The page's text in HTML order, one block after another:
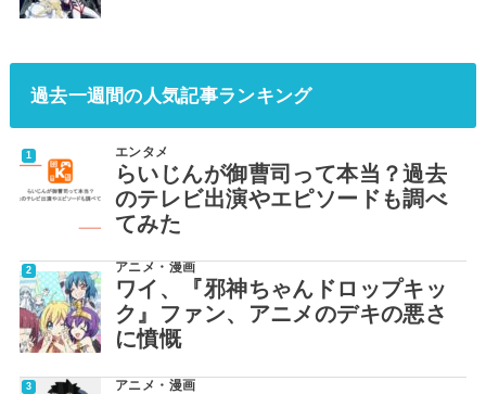
過去一週間の人気記事ランキング
エンタメ
らいじんが御曹司って本当？過去
のテレビ出演やエピソードも調べ
てみた
アニメ・漫画
ワイ、『邪神ちゃんドロップキッ
ク』ファン、アニメのデキの悪さ
に憤慨
アニメ・漫画